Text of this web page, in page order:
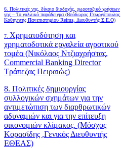
6. Πολιτικές γης, δίκαιο διαδοχής, χωροταξικό χρήσεων
γης – Το γαλλικό παράδειγμα (Θεόδωρος Γεωργόπουλος ,
Καθηγητής Πανεπιστημίου Reims, Διευθυντής Σ.Ε.Ο)
7. Χρηματοδότηση και
χρηματοδοτικά εργαλεία αγροτικού
τομέα (Νικόλαος Ντζιαχρήστας,
Commercial Banking Director
Τράπεζας Πειραιώς)
8. Πολιτικές δημιουργίας
συλλογικών σχημάτων για την
αντιμετώπιση των διαρθρωτικών
αδυναμιών και για την επίτευξη
οικονομιών κλίμακος. (Μόσχος
Κορασίδης ,Γενικός Διευθυντής
ΕΘΕΑΣ)